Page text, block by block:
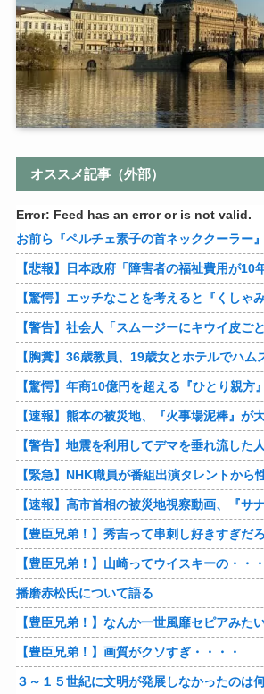
オススメ記事（外部）
Error: Feed has an error or is not valid.
お前ら『ペルチェ素子の首ネッククーラー
【速報】熊本の被災地、『火事場泥棒』が
【豊臣兄弟！】秀吉って串刺し好きすぎだ
【豊臣兄弟！】山崎ってウイスキーの・・
播磨赤松氏について語る
【豊臣兄弟！】なんか一世風靡セピアみた
【豊臣兄弟！】画質がクソすぎ・・・・
３～１５世紀に文明が発展しなかったのは